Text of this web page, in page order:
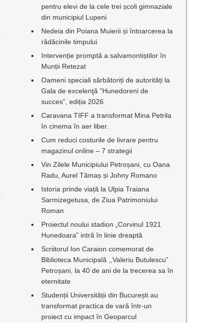
pentru elevi de la cele trei școli gimnaziale
din municipiul Lupeni
Nedeia din Poiana Muierii și întoarcerea la
rădăcinile timpului
Intervenție promptă a salvamontiștilor în
Munții Retezat
Oameni speciali sărbătoriți de autorități la
Gala de excelenţă ”Hunedoreni de
succes”, ediția 2026
Caravana TIFF a transformat Mina Petrila
în cinema în aer liber.
Cum reduci costurile de livrare pentru
magazinul online – 7 strategii
Vin Zilele Municipiului Petroșani, cu Oana
Radu, Aurel Tămaș și Johny Romano
Istoria prinde viață la Ulpia Traiana
Sarmizegetusa, de Ziua Patrimoniului
Roman
Proiectul noului stadion „Corvinul 1921
Hunedoara” intră în linie dreaptă
Scriitorul Ion Caraion comemorat de
Biblioteca Municipală ,,Valeriu Butulescu”
Petroșani, la 40 de ani de la trecerea sa în
eternitate
Studenții Universității din București au
transformat practica de vară într-un
proiect cu impact în Geoparcul